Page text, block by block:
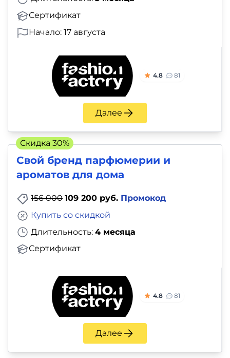
Сертификат
Начало: 17 августа
4.8 81
Далее
Свой бренд парфюмерии и
ароматов для дома
156 000 109 200 руб. Промокод
Длительность: 4 месяца
Сертификат
Купить со скидкой
4.8 81
Далее
Скидка 30%